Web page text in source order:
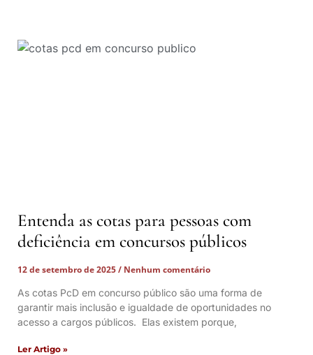
Entenda as cotas para pessoas com
deficiência em concursos públicos
12 de setembro de 2025
Nenhum comentário
As cotas PcD em concurso público são uma forma de
garantir mais inclusão e igualdade de oportunidades no
acesso a cargos públicos. Elas existem porque,
Ler Artigo »